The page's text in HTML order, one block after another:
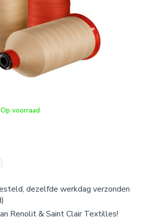
Op voorraad
dezelfde werkdag verzonden
Renolit & Saint Clair Textilles!